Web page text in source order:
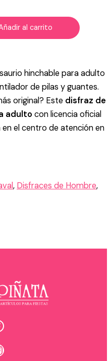
al carrito
hinchable para adulto
de pilas y guantes.
original? Este disfraz de
adulto con licencia oficial
el centro de atención en
, Disfraces de Hombre,